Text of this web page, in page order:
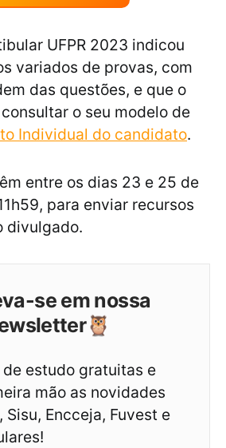
UFPR 2023 indicou
variados de provas, com
das questões, e que o
o seu modelo de
Individual do candidato.
entre os dias 23 e 25 de
para enviar recursos
divulgado.
se em nossa
estudo gratuitas e
mão as novidades
Sisu, Encceja, Fuvest e